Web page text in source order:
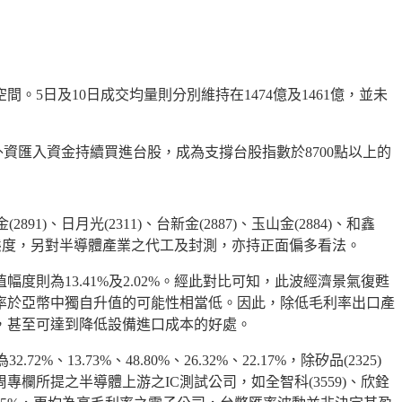
。5日及10日成交均量則分別維持在1474億及1461億，並未
匯入資金持續買進台股，成為支撐台股指數於8700點以上的
、日月光(2311)、台新金(2887)、玉山金(2884)、和鑫
，另對半導體產業之代工及封測，亦持正面偏多看法。
度則為13.41%及2.02%。經此對比可知，此波經濟景氣復甦
亞幣中獨自升值的可能性相當低。因此，除低毛利率出口產
至可達到降低設備進口成本的好處。
、13.73%、48.80%、26.32%、22.17%，除矽品(2325)
欄所提之半導體上游之IC測試公司，如全智科(3559)、欣銓